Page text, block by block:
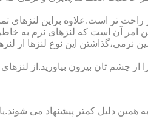
تر است.علاوه براین لنزهای
امر آن است که لنزهای نرم به
نرمی،گذاشتن این نوع لنزها از
تان بیرون بیاورید.از لنزهای
دلیل کمتر پیشنهاد می